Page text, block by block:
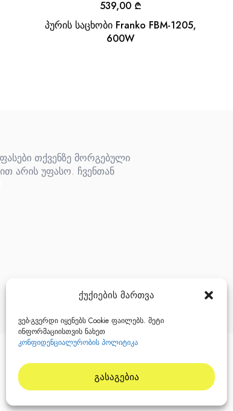
ქუქიების მართვა
ვებ-გვერდი იყენებს Cookie ფაილებს. მეტი
ინფორმაციისთვის ნახეთ
კონფიდენციალურობის პოლიტიკა
გასაგებია
პურის საცხობი Franko FBM-1205,
600W
539,00 ₾
თქვენზე მორგებული
არის უფასო. ჩვენთან